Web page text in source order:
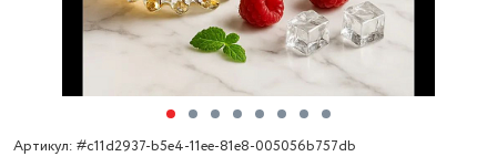
Артикул: #c11d2937-b5e4-11ee-81e8-005056b757db